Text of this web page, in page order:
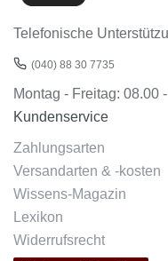
Telefonische
(040) 88 30 7735
Montag - Freitag: 08.00
Kundenservice
Zahlungsarten
Versandarten & -kosten
Wissens-Magazin
Lexikon
Widerrufsrecht